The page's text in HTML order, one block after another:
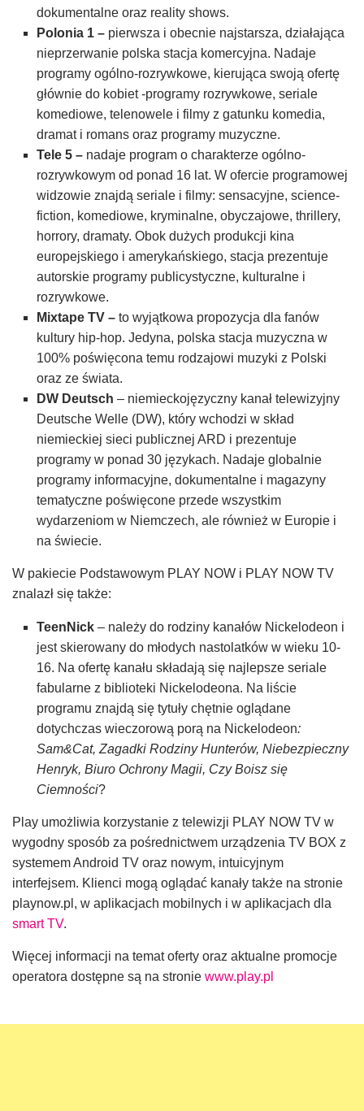
dokumentalne oraz reality shows.
Polonia 1 – pierwsza i obecnie najstarsza, działająca
nieprzerwanie polska stacja komercyjna. Nadaje
programy ogólno-rozrywkowe, kierująca swoją ofertę
głównie do kobiet -programy rozrywkowe, seriale
komediowe, telenowele i filmy z gatunku komedia,
dramat i romans oraz programy muzyczne.
Tele 5 – nadaje program o charakterze ogólno-
rozrywkowym od ponad 16 lat. W ofercie programowej
widzowie znajdą seriale i filmy: sensacyjne, science-
fiction, komediowe, kryminalne, obyczajowe, thrillery,
horrory, dramaty. Obok dużych produkcji kina
europejskiego i amerykańskiego, stacja prezentuje
autorskie programy publicystyczne, kulturalne i
rozrywkowe.
Mixtape TV – to wyjątkowa propozycja dla fanów
kultury hip-hop. Jedyna, polska stacja muzyczna w
100% poświęcona temu rodzajowi muzyki z Polski
oraz ze świata.
DW Deutsch – niemieckojęzyczny kanał telewizyjny
Deutsche Welle (DW), który wchodzi w skład
niemieckiej sieci publicznej ARD i prezentuje
programy w ponad 30 językach. Nadaje globalnie
programy informacyjne, dokumentalne i magazyny
tematyczne poświęcone przede wszystkim
wydarzeniom w Niemczech, ale również w Europie i
na świecie.
W pakiecie Podstawowym PLAY NOW i PLAY NOW TV
znalazł się także:
TeenNick – należy do rodziny kanałów Nickelodeon i
jest skierowany do młodych nastolatków w wieku 10-
16. Na ofertę kanału składają się najlepsze seriale
fabularne z biblioteki Nickelodeona. Na liście
programu znajdą się tytuły chętnie oglądane
dotychczas wieczorową porą na Nickelodeon:
Sam&Cat, Zagadki Rodziny Hunterów, Niebezpieczny
Henryk, Biuro Ochrony Magii, Czy Boisz się
Ciemności?
Play umożliwia korzystanie z telewizji PLAY NOW TV w
wygodny sposób za pośrednictwem urządzenia TV BOX z
systemem Android TV oraz nowym, intuicyjnym
interfejsem. Klienci mogą oglądać kanały także na stronie
playnow.pl, w aplikacjach mobilnych i w aplikacjach dla
smart TV.
Więcej informacji na temat oferty oraz aktualne promocje
operatora dostępne są na stronie www.play.pl